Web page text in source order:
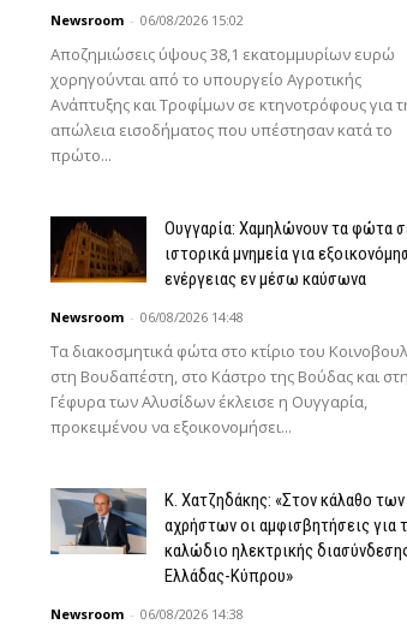
Newsroom - 06/08/2026 15:02
Αποζημιώσεις ύψους 38,1 εκατομμυρίων ευρώ
χορηγούνται από το υπουργείο Αγροτικής
Ανάπτυξης και Τροφίμων σε κτηνοτρόφους για
απώλεια εισοδήματος που υπέστησαν κατά το
πρώτο...
Ουγγαρία: Χαμηλώνουν τα φώτα
ιστορικά μνημεία για
ενέργειας εν μέσω καύσωνα
Newsroom - 06/08/2026 14:48
Τα διακοσμητικά φώτα στο κτίριο του
στη Βουδαπέστη, στο Κάστρο της Βούδας και στη
Γέφυρα των Αλυσίδων έκλεισε η Ουγγαρία,
προκειμένου να εξοικονομήσει...
Κ. Χατζηδάκης: «Στον κάλαθο των
αχρήστων οι αμφισβητήσεις για
καλώδιο ηλεκτρικής
Ελλάδας-Κύπρου»
Newsroom - 06/08/2026 14:38